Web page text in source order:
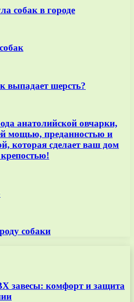
собак в городе
выпадает шерсть?
анатолийской овчарки,
мощью, преданностью и
которая сделает ваш дом
собаки
завесы: комфорт и защита